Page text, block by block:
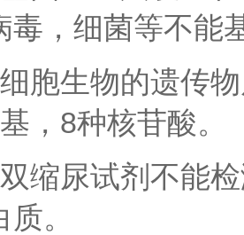
毒，细菌等不能
生物的遗传物
，8种核苷酸。
尿试剂不能检
。